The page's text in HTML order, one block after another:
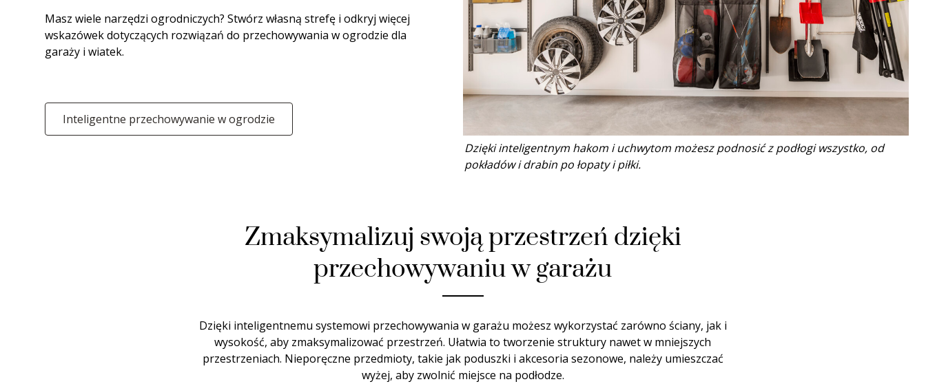
Dzięki inteligentnym hakom i uchwytom możesz podnosić z podłogi wszystko, od
pokładów i drabin po łopaty i piłki.
Masz wiele narzędzi ogrodniczych? Stwórz własną strefę i odkryj więcej
wskazówek dotyczących rozwiązań do przechowywania w ogrodzie dla
garaży i wiatek.
Inteligentne przechowywanie w ogrodzie
Zmaksymalizuj swoją przestrzeń dzięki
przechowywaniu w garażu
Dzięki inteligentnemu systemowi przechowywania w garażu możesz wykorzystać zarówno ściany, jak i
wysokość, aby zmaksymalizować przestrzeń. Ułatwia to tworzenie struktury nawet w mniejszych
przestrzeniach. Nieporęczne przedmioty, takie jak poduszki i akcesoria sezonowe, należy umieszczać
wyżej, aby zwolnić miejsce na podłodze.